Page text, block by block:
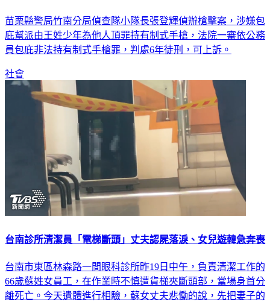
苗栗縣警局竹南分局偵查隊小隊長張登輝偵辦槍擊案，涉嫌包
庇幫派由王姓少年為他人頂罪持有制式手槍，法院一審依公務
員包庇非法持有制式手槍罪，判處6年徒刑，可上訴。
社會
台南診所清潔員「電梯斷頭」丈夫認屍落淚、女兒遊韓急奔喪
台南市東區林森路一間眼科診所昨19日中午，負責清潔工作的
66歲蘇姓女員工，在作業時不慎遭貨梯夾斷頭部，當場身首分
離死亡。今天遺體進行相驗，蘇女丈夫悲慟的說，先把妻子的